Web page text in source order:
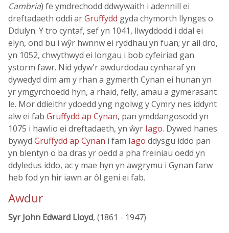
Cambria) fe ymdrechodd ddwywaith i adennill ei
dreftadaeth oddi arGruffydd gyda chymorth llynges o
Ddulyn. Y tro cyntaf, sef yn 1041, llwyddodd i ddal ei
elyn, ond bu i wŷr hwnnw ei ryddhau yn fuan; yr ail dro,
yn 1052, chwythwyd ei longau i bob cyfeiriad gan
ystorm fawr. Nid ydyw'r awdurdodau cynharaf yn
dywedyd dim am y rhan a gymerth Cynan ei hunan yn
yr ymgyrchoedd hyn, a rhaid, felly, amau a gymerasant
le. Mor ddieithr ydoedd yng ngolwg y Cymry nes iddynt
alw ei fab Gruffydd ap Cynan, pan ymddangosodd yn
1075 i hawlio ei dreftadaeth, yn ŵyr Iago. Dywed hanes
bywyd Gruffydd ap Cynan i fam Iago ddysgu iddo pan
yn blentyn o ba dras yr oedd a pha freiniau oedd yn
ddyledus iddo, ac y mae hyn yn awgrymu i Gynan farw
heb fod yn hir iawn ar ôl geni ei fab.
Awdur
Syr John Edward Lloyd, (1861 - 1947)